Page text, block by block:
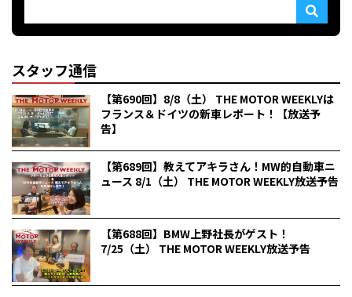
スタッフ通信
【第690回】8/8（土） THE MOTOR WEEKLYは
フランス＆ドイツの新車レポート！【放送予
告】
【第689回】教えてアキラさん！MW的自動車ニ
ュース 8/1（土） THE MOTOR WEEKLY放送予告
【第688回】BMW上野社長がゲスト！
7/25（土） THE MOTOR WEEKLY放送予告